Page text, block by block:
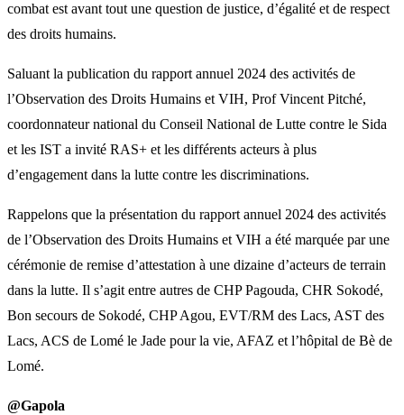
combat est avant tout une question de justice, d’égalité et de respect
des droits humains.
Saluant la publication du rapport annuel 2024 des activités de
l’Observation des Droits Humains et VIH, Prof Vincent Pitché,
coordonnateur national du Conseil National de Lutte contre le Sida
et les IST a invité RAS+ et les différents acteurs à plus
d’engagement dans la lutte contre les discriminations.
Rappelons que la présentation du rapport annuel 2024 des activités
de l’Observation des Droits Humains et VIH a été marquée par une
cérémonie de remise d’attestation à une dizaine d’acteurs de terrain
dans la lutte. Il s’agit entre autres de CHP Pagouda, CHR Sokodé,
Bon secours de Sokodé, CHP Agou, EVT/RM des Lacs, AST des
Lacs, ACS de Lomé le Jade pour la vie, AFAZ et l’hôpital de Bè de
Lomé.
@Gapola